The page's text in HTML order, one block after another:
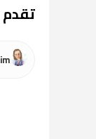
تقدم برشلونة 2-0 علي